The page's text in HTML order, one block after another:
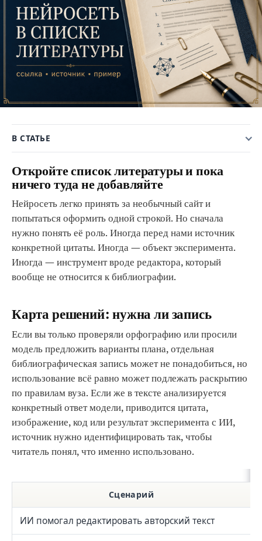
В СТАТЬЕ
Откройте список литературы и пока
ничего туда не добавляйте
Нейросеть легко принять за необычный сайт и
попытаться оформить одной строкой. Но сначала
нужно понять её роль. Иногда перед нами источник
конкретной цитаты. Иногда — объект эксперимента.
Иногда — инструмент вроде редактора, который
вообще не относится к библиографии.
Карта решений: нужна ли запись
Если вы только проверяли орфографию или просили
модель предложить варианты плана, отдельная
библиографическая запись может не понадобиться, но
использование всё равно может подлежать раскрытию
по правилам вуза. Если же в тексте анализируется
конкретный ответ модели, приводится цитата,
изображение, код или результат эксперимента с ИИ,
источник нужно идентифицировать так, чтобы
читатель понял, что именно использовано.
Сценарий
ИИ помогал редактировать авторский текст